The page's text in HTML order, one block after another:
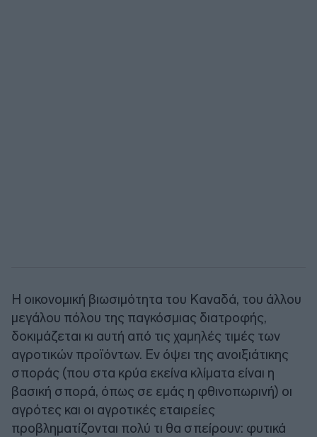
Η οικονομική βιωσιμότητα του Καναδά, του άλλου
μεγάλου πόλου της παγκόσμιας διατροφής,
δοκιμάζεται κι αυτή από τις χαμηλές τιμές των
αγροτικών προϊόντων. Εν όψει της ανοιξιάτικης
σποράς (που στα κρύα εκείνα κλίματα είναι η
βασική σπορά, όπως σε εμάς η φθινοπωρινή) οι
αγρότες και οι αγροτικές εταιρείες
προβληματίζονται πολύ τι θα σπείρουν: φυτικά